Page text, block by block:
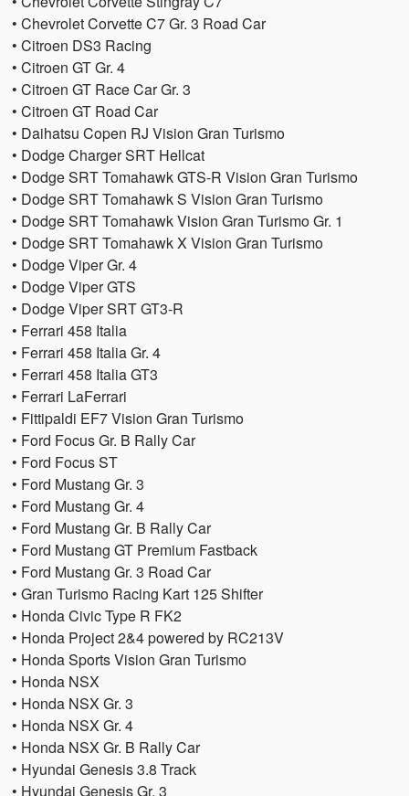
• Chevrolet Corvette C7 Gr. 3 Road Car
• Citroen DS3 Racing
• Citroen GT Gr. 4
• Citroen GT Race Car Gr. 3
• Citroen GT Road Car
• Daihatsu Copen RJ Vision Gran Turismo
• Dodge Charger SRT Hellcat
• Dodge SRT Tomahawk GTS-R Vision Gran Turismo
• Dodge SRT Tomahawk S Vision Gran Turismo
• Dodge SRT Tomahawk Vision Gran Turismo Gr. 1
• Dodge SRT Tomahawk X Vision Gran Turismo
• Dodge Viper Gr. 4
• Dodge Viper GTS
• Dodge Viper SRT GT3-R
• Ferrari 458 Italia
• Ferrari 458 Italia Gr. 4
• Ferrari 458 Italia GT3
• Ferrari LaFerrari
• Fittipaldi EF7 Vision Gran Turismo
• Ford Focus Gr. B Rally Car
• Ford Focus ST
• Ford Mustang Gr. 3
• Ford Mustang Gr. 4
• Ford Mustang Gr. B Rally Car
• Ford Mustang GT Premium Fastback
• Ford Mustang Gr. 3 Road Car
• Gran Turismo Racing Kart 125 Shifter
• Honda Civic Type R FK2
• Honda Project 2&4 powered by RC213V
• Honda Sports Vision Gran Turismo
• Honda NSX
• Honda NSX Gr. 3
• Honda NSX Gr. 4
• Honda NSX Gr. B Rally Car
• Hyundai Genesis 3.8 Track
• Hyundai Genesis Gr. 3